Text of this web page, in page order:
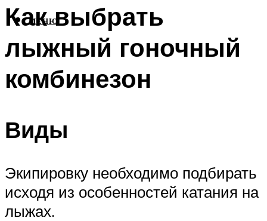
МЕНЮ
Как выбрать
лыжный гоночный
комбинезон
Виды
Экипировку необходимо подбирать
исходя из особенностей катания на
лыжах.